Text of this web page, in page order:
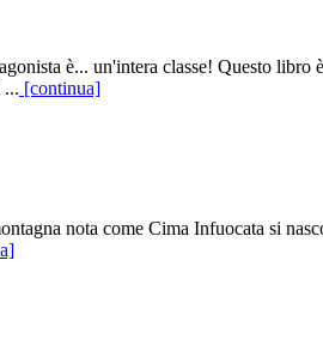
è... un'intera classe! Questo
... [continua]
nota come Cima Infuocata si